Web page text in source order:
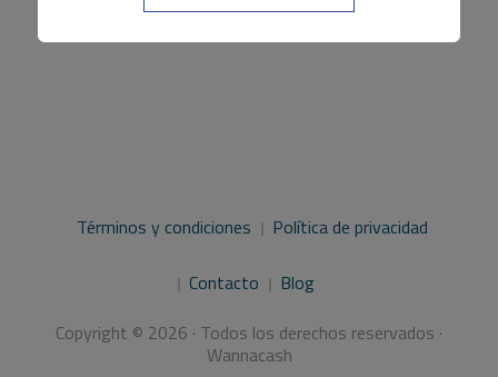
Términos y condiciones Política de privacidad
Contacto
Blog
Copyright © 2026 · Todos los derechos reservados ·
Wannacash